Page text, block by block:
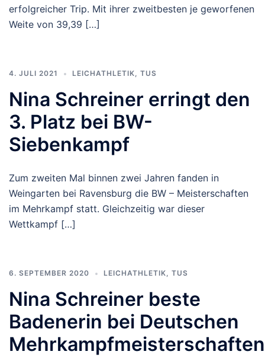
erfolgreicher Trip. Mit ihrer zweitbesten je geworfenen
Weite von 39,39 […]
4. JULI 2021 LEICHATHLETIK, TUS
Nina Schreiner erringt den
3. Platz bei BW-
Siebenkampf
Zum zweiten Mal binnen zwei Jahren fanden in
Weingarten bei Ravensburg die BW – Meisterschaften
im Mehrkampf statt. Gleichzeitig war dieser
Wettkampf […]
6. SEPTEMBER 2020 LEICHATHLETIK, TUS
Nina Schreiner beste
Badenerin bei Deutschen
Mehrkampfmeisterschaften